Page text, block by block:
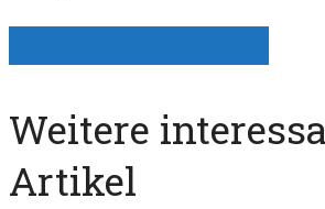
Weitere
Artikel